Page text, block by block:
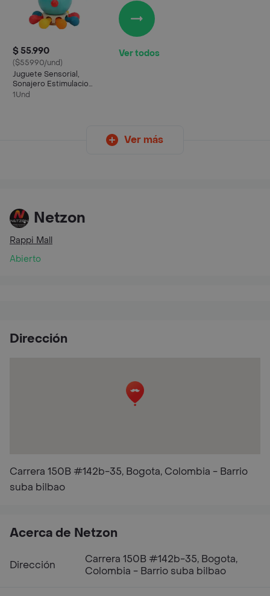
$ 55.990
($55990/und)
Juguete Sensorial,
Sonajero Estimulacion
Pulpo 10 En 1
1Und
Ver todos
Ver más
Netzon
Rappi Mall
Abierto
Dirección
Carrera 150B #142b-35, Bogota, Colombia - Barrio
suba bilbao
Acerca de Netzon
Dirección
Carrera 150B #142b-35, Bogota,
Colombia - Barrio suba bilbao